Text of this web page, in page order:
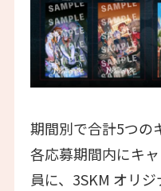
期間別で合計5つの
各応募期間内にキ
員に、3SKM オリジ